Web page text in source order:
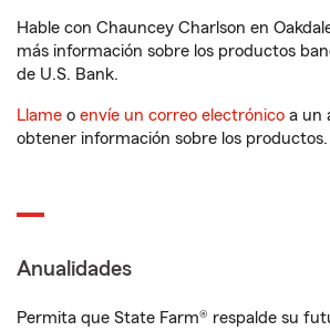
Hable con Chauncey Charlson en
más información sobre los productos
de U.S. Bank.
Llame o envíe un correo electrónico a un
obtener información sobre los productos.
Anualidades
Permita que State Farm® respalde su